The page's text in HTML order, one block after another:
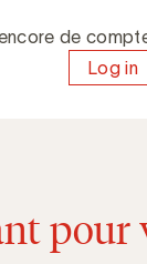
de
Log in
pour